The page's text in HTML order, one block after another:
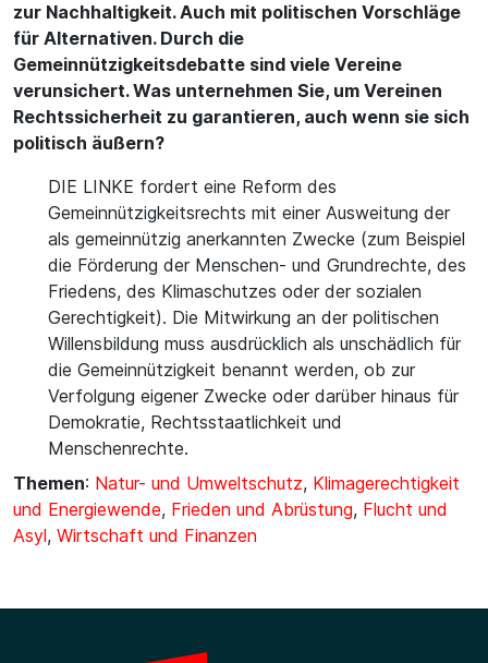
zur Nachhaltigkeit. Auch mit politischen Vorschläge
für Alternativen. Durch die
Gemeinnützigkeitsdebatte sind viele Vereine
verunsichert. Was unternehmen Sie, um Vereinen
Rechtssicherheit zu garantieren, auch wenn sie sich
politisch äußern?
DIE LINKE fordert eine Reform des
Gemeinnützigkeitsrechts mit einer Ausweitung der
als gemeinnützig anerkannten Zwecke (zum Beispiel
die Förderung der Menschen- und Grundrechte, des
Friedens, des Klimaschutzes oder der sozialen
Gerechtigkeit). Die Mitwirkung an der politischen
Willensbildung muss ausdrücklich als unschädlich für
die Gemeinnützigkeit benannt werden, ob zur
Verfolgung eigener Zwecke oder darüber hinaus für
Demokratie, Rechtsstaatlichkeit und
Menschenrechte.
Themen: Natur- und Umweltschutz, Klimagerechtigkeit
und Energiewende, Frieden und Abrüstung, Flucht und
Asyl, Wirtschaft und Finanzen